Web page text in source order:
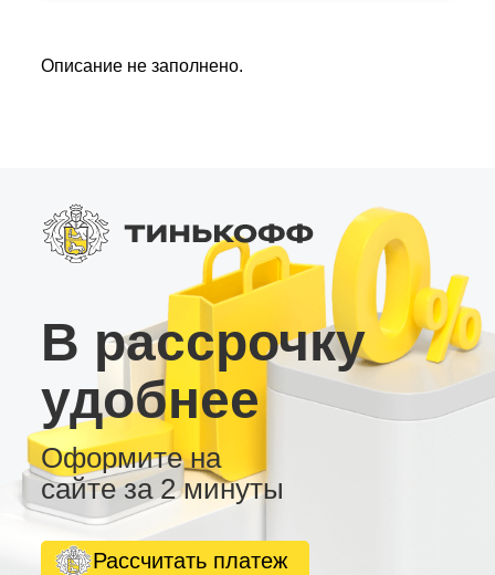
Описание не заполнено.
В рассрочку
удобнее
Оформите на
сайте за 2 минуты
Рассчитать платеж